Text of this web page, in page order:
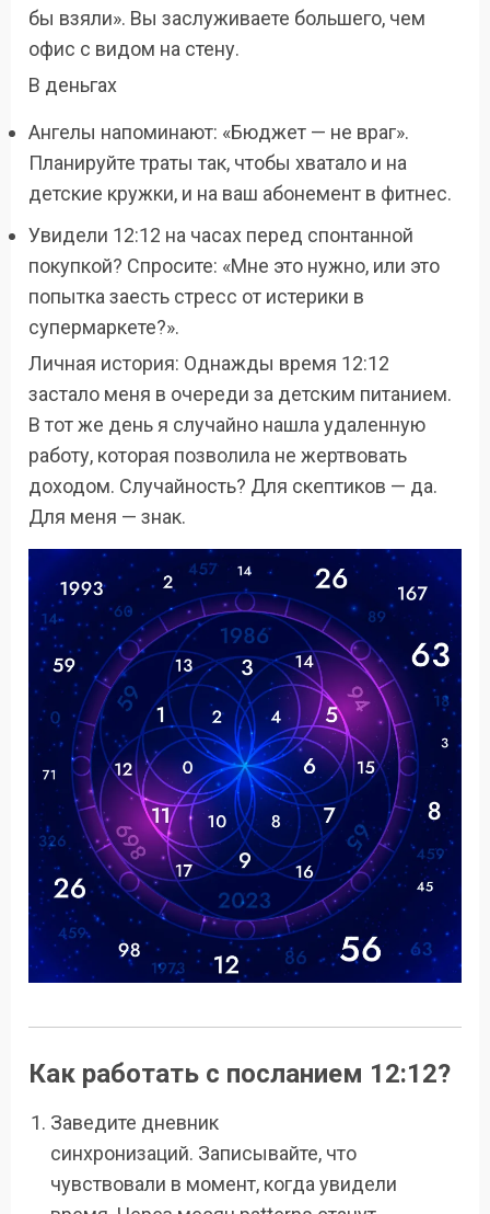
бы взяли». Вы заслуживаете большего, чем
офис с видом на стену.
В деньгах
Ангелы напоминают: «Бюджет — не враг».
Планируйте траты так, чтобы хватало и на
детские кружки, и на ваш абонемент в фитнес.
Увидели 12:12 на часах перед спонтанной
покупкой? Спросите: «Мне это нужно, или это
попытка заесть стресс от истерики в
супермаркете?».
Личная история: Однажды время 12:12
застало меня в очереди за детским питанием.
В тот же день я случайно нашла удаленную
работу, которая позволила не жертвовать
доходом. Случайность? Для скептиков — да.
Для меня — знак.
Как работать с посланием 12:12?
Заведите дневник
синхронизаций. Записывайте, что
чувствовали в момент, когда увидели